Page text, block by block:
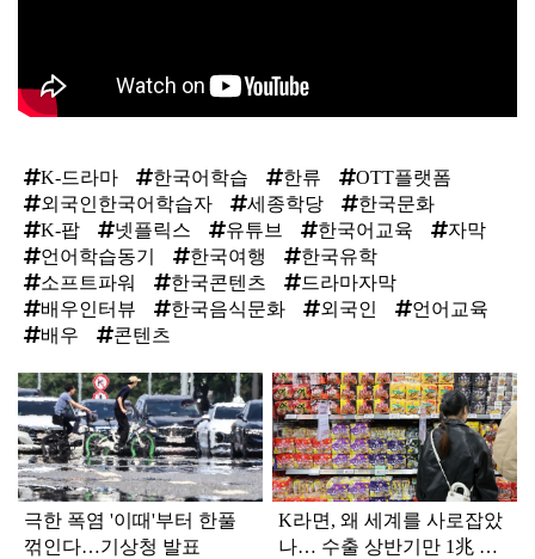
K-드라마 한국어학습 한류
OTT플랫폼
외국인한국어학습자
세종학당
한국문화
K-팝
넷플릭스 유튜브 한국어교육
자막
언어학습동기
한국여행
한국유학
소프트파워
한국콘텐츠
드라마자막
배우인터뷰
한국음식문화 외국인
언어교육
배우
콘텐츠
탑
라
인
극한 폭염 '이때'부터 한풀
꺾인다…기상청 발표
K라면, 왜 세계를 사로잡았
나… 수출 상반기만 1兆 육